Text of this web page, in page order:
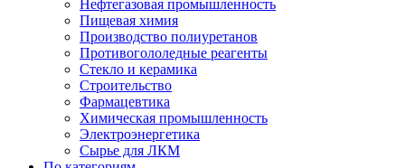
Нефтегазовая промышленность
Пищевая химия
Производство полиуретанов
Противогололедные реагенты
Стекло и керамика
Строительство
Фармацевтика
Химическая промышленность
Электроэнергетика
Сырье для ЛКМ